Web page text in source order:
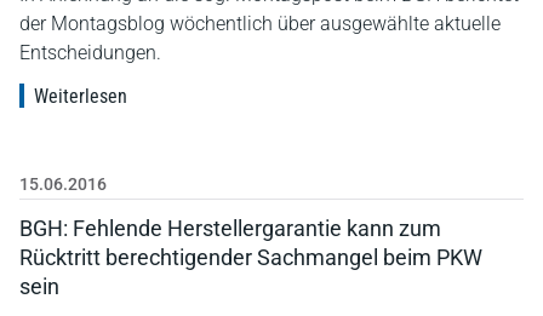
der Montagsblog wöchentlich über ausgewählte aktuelle
Entscheidungen.
Weiterlesen
15.06.2016
BGH: Fehlende Herstellergarantie kann zum
Rücktritt berechtigender Sachmangel beim PKW
sein